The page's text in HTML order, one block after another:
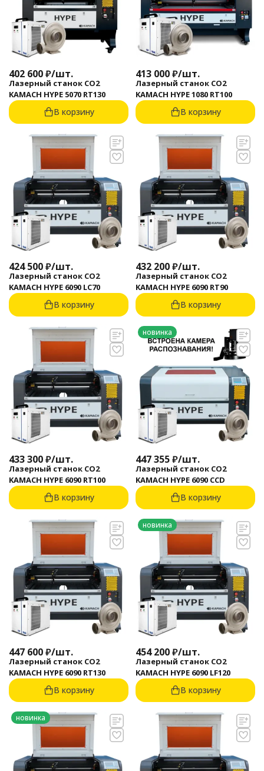
402 600₽/шт.
Лазерный станок CO2
KAMACH HYPE 5070 RT130
В корзину
413 000₽/шт.
Лазерный станок CO2
KAMACH HYPE 1080 RT100
В корзину
424 500₽/шт.
Лазерный станок CO2
KAMACH HYPE 6090 LC70
В корзину
432 200₽/шт.
Лазерный станок CO2
KAMACH HYPE 6090 RT90
В корзину
433 300₽/шт.
Лазерный станок CO2
KAMACH HYPE 6090 RT100
В корзину
новинка
447 355₽/шт.
Лазерный станок CO2
KAMACH HYPE 6090 CCD
В корзину
447 600₽/шт.
Лазерный станок CO2
KAMACH HYPE 6090 RT130
В корзину
новинка
454 200₽/шт.
Лазерный станок CO2
KAMACH HYPE 6090 LF120
В корзину
новинка